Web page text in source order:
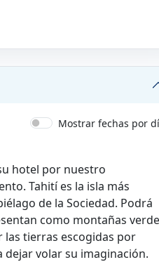
Mostrar fechas por
hotel por nuestro
Tahití es la isla más
de la Sociedad. Podrá
como montañas
las tierras escogidas por
dejar volar su imaginación.